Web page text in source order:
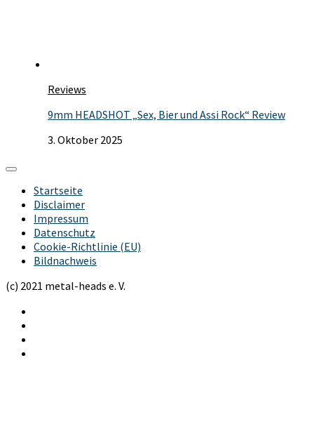
Reviews
9mm HEADSHOT „Sex, Bier und Assi Rock“ Review
3. Oktober 2025
Startseite
Disclaimer
Impressum
Datenschutz
Cookie-Richtlinie (EU)
Bildnachweis
(c) 2021 metal-heads e. V.